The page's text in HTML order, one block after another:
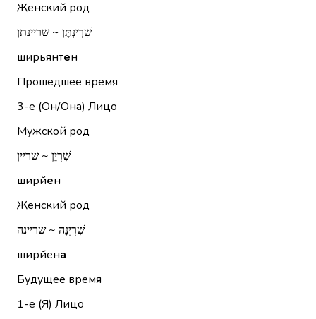
Женский род
שִׁרְיַנְתֶּן ~ שריינתן
ширьянтен
Прошедшее время
3-е (Он/Она) Лицо
Мужской род
שִׁרְיֵן ~ שריין
ширйен
Женский род
שִׁרְיְנָה ~ שריינה
ширйена
Будущее время
1-е (Я) Лицо